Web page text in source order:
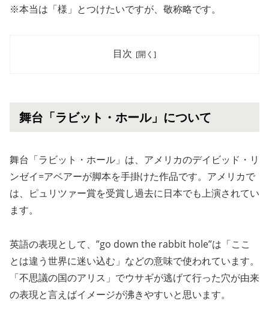
※本当は「様」とつけたいですが、敬称略です。
目次
舞台「ラビット・ホール」について
舞台「ラビット・ホール」は、アメリカのデイビッド・リ
ンゼイ=アベアーが脚本を手掛けた作品です。アメリカで
は、ピュリツァー賞を受賞し過去に日本でも上演されてい
ます。
英語の表現として、”go down the rabbit hole”は「ここ
とは違う世界に迷い込む」などの意味で使われています。
「不思議の国のアリス」でウサギが逃げて行った穴が由来
の表現と言えばイメージが沸きやすいと思います。